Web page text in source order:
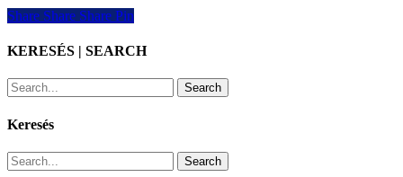
Share
Share Share Share Pin
KERESÉS | SEARCH
Search
Keresés
Search